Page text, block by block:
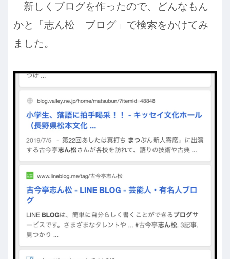
新しくブログを作ったので、どんなもん
かと「志ん松 ブログ」で検索をかけてみ
ました。